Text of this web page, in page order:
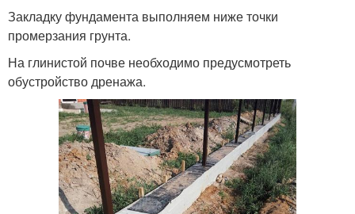
Закладку фундамента выполняем ниже точки
промерзания грунта.
На глинистой почве необходимо предусмотреть
обустройство дренажа.